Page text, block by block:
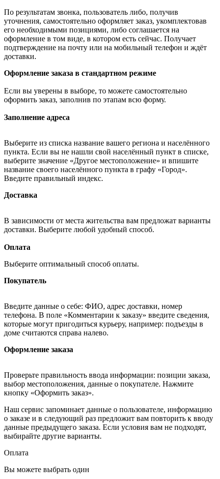
По результатам звонка, пользователь либо, получив
уточнения, самостоятельно оформляет заказ, укомплектовав
его необходимыми позициями, либо соглашается на
оформление в том виде, в котором есть сейчас. Получает
подтверждение на почту или на мобильный телефон и ждёт
доставки.
Оформление заказа в стандартном режиме
Если вы уверены в выборе, то можете самостоятельно
оформить заказ, заполнив по этапам всю форму.
Заполнение адреса
Выберите из списка название вашего региона и населённого
пункта. Если вы не нашли свой населённый пункт в списке,
выберите значение «Другое местоположение» и впишите
название своего населённого пункта в графу «Город».
Введите правильный индекс.
Доставка
В зависимости от места жительства вам предложат варианты
доставки. Выберите любой удобный способ.
Оплата
Выберите оптимальный способ оплаты.
Покупатель
Введите данные о себе: ФИО, адрес доставки, номер
телефона. В поле «Комментарии к заказу» введите сведения,
которые могут пригодиться курьеру, например: подъезды в
доме считаются справа налево.
Оформление заказа
Проверьте правильность ввода информации: позиции заказа,
выбор местоположения, данные о покупателе. Нажмите
кнопку «Оформить заказ».
Наш сервис запоминает данные о пользователе, информацию
о заказе и в следующий раз предложит вам повторить к вводу
данные предыдущего заказа. Если условия вам не подходят,
выбирайте другие варианты.
Оплата
Вы можете выбрать один